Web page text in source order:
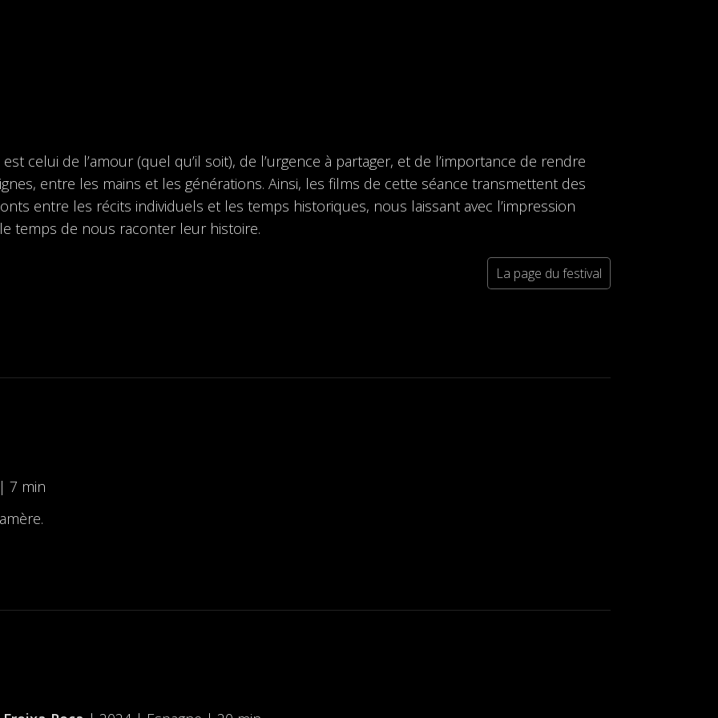
celui de l’amour (quel qu’il soit), de l’urgence à partager, et de l’importance de rendre
entre les mains et les générations. Ainsi, les films de cette séance transmettent des
entre les récits individuels et les temps historiques, nous laissant avec l’impression
temps de nous raconter leur histoire.
La page du festival
7 min